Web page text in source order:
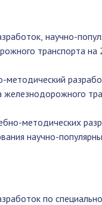
научно-
транспорта на
методический
железнодорожного
методических
научно-
по